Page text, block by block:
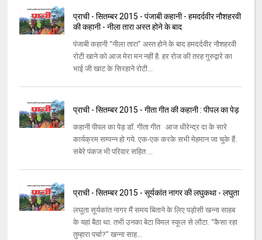
प्राची - सितम्बर 2015 - पंजाबी कहानी - हमदर्दवीर नौशहरवी
की कहानी - नीला तारा अस्त होने के बाद
पंजाबी कहानी ‘‘नीला तारा’’ अस्त होने के बाद हमदर्दवीर नौशहरवी
रोटी खाने को आज मेरा मन नहीं है. हर रोज की तरह गुरुद्वारे का
भाई जी खाट के सिरहाने रोटी...
प्राची - सितम्बर 2015 - गीता गीत की कहानी : पीपल का पेड़
कहानी पीपल का पेड़ डॉ. गीता गीत आज धीरेन्द्र दा के सारे
कार्यक्रम सम्पन्न हो गये. एक-एक करके सभी मेहमान जा चुके हैं.
सबेरे पंकज भी परिवार सहित ...
प्राची - सितम्बर 2015 - सूर्यकांत नागर की लघुकथा - लघुता
लघुता सूर्यकांत नागर मैं समय बिताने के लिए पड़ोसी खन्ना साहब
के यहां बैठा था. तभी उनका बेटा विमल स्कूल से लौटा. ‘‘कैसा रहा
तुम्हारा पर्चा?’’ खन्ना साह...